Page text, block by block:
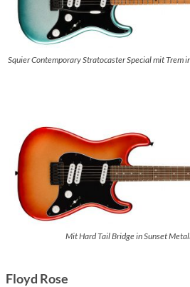
Squier Contemporary Stratocaster Special mit Trem
Mit Hard Tail Bridge in Sunset
Floyd Rose